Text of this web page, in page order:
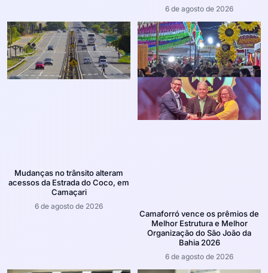
6 de agosto de 2026
Mudanças no trânsito alteram
acessos da Estrada do Coco, em
Camaçari
6 de agosto de 2026
Camaforró vence os prêmios de
Melhor Estrutura e Melhor
Organização do São João da
Bahia 2026
6 de agosto de 2026